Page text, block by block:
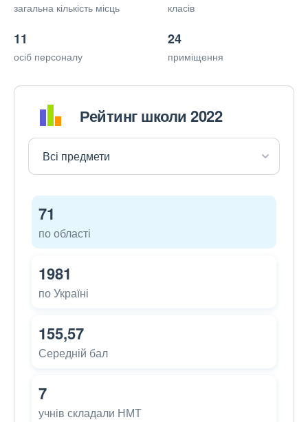
загальна кількість місць класів
11
осіб персоналу
24
приміщення
Рейтинг школи 2022
71
по області
1981
по Україні
155,57
Середній бал
7
учнів складали НМТ